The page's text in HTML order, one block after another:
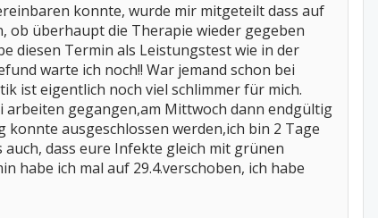
konnte, wurde mir mitgeteilt dass auf
ob überhaupt die Therapie wieder gegeben
diesen Termin als Leistungstest wie in der
warte ich noch!! War jemand schon bei
ist eigentlich noch viel schlimmer für mich.
arbeiten gegangen,am Mittwoch dann endgültig
ausgeschlossen werden,ich bin 2 Tage
dass eure Infekte gleich mit grünen
habe ich mal auf 29.4.verschoben, ich habe